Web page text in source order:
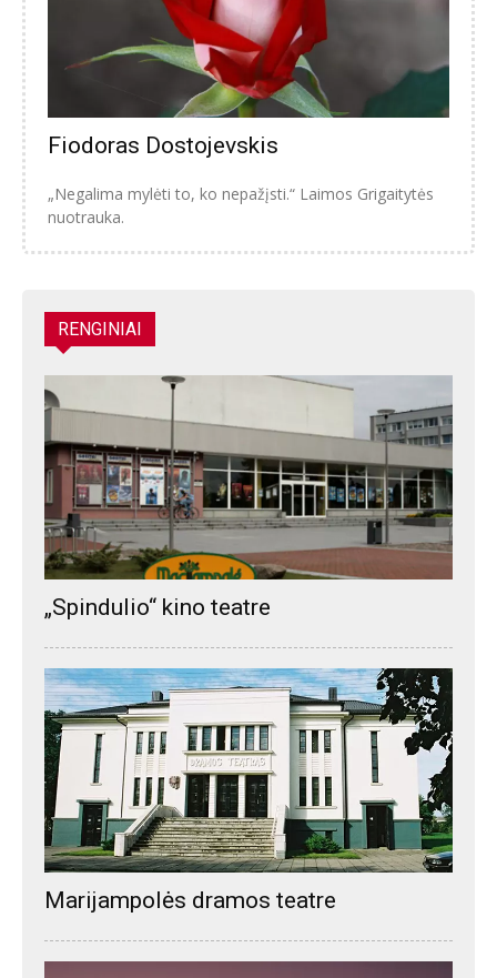
Fiodoras Dostojevskis
„Negalima mylėti to, ko nepažįsti.“ Laimos Grigaitytės
nuotrauka.
RENGINIAI
„Spindulio“ kino teatre
Marijampolės dramos teatre